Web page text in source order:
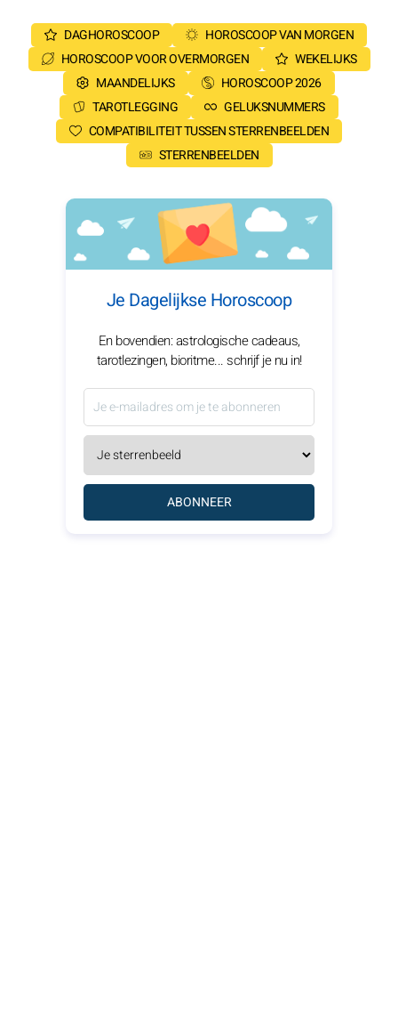
DAGHOROSCOOP
HOROSCOOP VAN MORGEN
HOROSCOOP VOOR OVERMORGEN
WEKELIJKS
MAANDELIJKS
HOROSCOOP 2026
TAROTLEGGING
GELUKSNUMMERS
COMPATIBILITEIT TUSSEN STERRENBEELDEN
STERRENBEELDEN
Je Dagelijkse Horoscoop
En bovendien: astrologische cadeaus,
tarotlezingen, bioritme... schrijf je nu in!
ABONNEER